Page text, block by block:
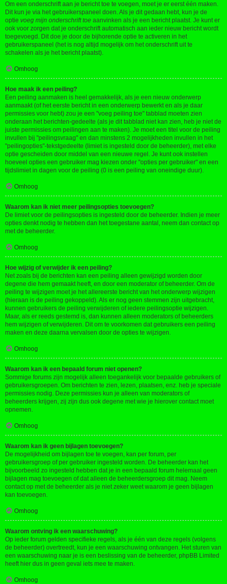
Om een onderschrift aan je bericht toe te voegen, moet je er eerst één maken.
Dit kun je via het gebruikerspaneel doen. Als je dit gedaan hebt, kun je de
optie voeg mijn onderschrift toe aanvinken als je een bericht plaatst. Je kunt er
ook voor zorgen dat je onderschrift automatisch aan ieder nieuw bericht wordt
toegevoegd. Dit doe je door de bijhorende optie te activeren in het
gebruikerspaneel (het is nog altijd mogelijk om het onderschrift uit te
schakelen als je het bericht plaatst).
Omhoog
Hoe maak ik een peiling?
Een peiling aanmaken is heel gemakkelijk, als je een nieuw onderwerp
aanmaakt (of het eerste bericht in een onderwerp bewerkt en als je daar
permissies voor hebt) zou je een "voeg peiling toe" tabblad moeten zien
onderaan het berichten-gedeelte (als je dit tabblad niet kan zien, heb je niet de
juiste permissies om peilingen aan te maken). Je moet een titel voor de peiling
invullen bij "peilingsvraag" en dan minstens 2 mogelijkheden invullen in het
"peilingopties"-tekstgedeelte (limiet is ingesteld door de beheerder), met elke
optie gescheiden door middel van een nieuwe regel. Je kunt ook instellen
hoeveel opties een gebruiker mag kiezen onder "opties per gebruiker" en een
tijdslimiet in dagen voor de peiling (0 is een peiling van oneindige duur).
Omhoog
Waarom kan ik niet meer peilingsopties toevoegen?
De limiet voor de peilingsopties is ingesteld door de beheerder. Indien je meer
opties denkt nodig te hebben dan het toegestane aantal, neem dan contact op
met de beheerder.
Omhoog
Hoe wijzig of verwijder ik een peiling?
Net zoals bij de berichten kan een peiling alleen gewijzigd worden door
degene die hem gemaakt heeft, en door een moderator of beheerder. Om de
peiling te wijzigen moet je het allereerste bericht van het onderwerp wijzigen
(hieraan is de peiling gekoppeld). Als er nog geen stemmen zijn uitgebracht,
kunnen gebruikers de peiling verwijderen of iedere peilingsoptie wijzigen.
Maar, als er reeds gestemd is, dan kunnen alleen moderators of beheerders
hem wijzigen of verwijderen. Dit om te voorkomen dat gebruikers een peiling
maken en deze daarna vervalsen door de opties te wijzigen.
Omhoog
Waarom kan ik een bepaald forum niet openen?
Sommige forums zijn mogelijk alleen toegankelijk voor bepaalde gebruikers of
gebruikersgroepen. Om berichten te zien, lezen, plaatsen, enz. heb je speciale
permissies nodig. Deze permissies kun je alleen van moderators of
beheerders krijgen, zij zijn dus ook degene met wie je hierover contact moet
opnemen.
Omhoog
Waarom kan ik geen bijlagen toevoegen?
De mogelijkheid om bijlagen toe te voegen, kan per forum, per
gebruikersgroep of per gebruiker ingesteld worden. De beheerder kan het
bijvoorbeeld zo ingesteld hebben dat je in een bepaald forum helemaal geen
bijlagen mag toevoegen of dat alleen de beheerdersgroep dit mag. Neem
contact op met de beheerder als je niet zeker weet waarom je geen bijlagen
kan toevoegen.
Omhoog
Waarom ontving ik een waarschuwing?
Op ieder forum gelden specifieke regels, als je één van deze regels (volgens
de beheerder) overtreedt, kun je een waarschuwing ontvangen. Het sturen van
een waarschuwing naar je is een beslissing van de beheerder, phpBB Limited
heeft hier dus in geen geval iets mee te maken.
Omhoog